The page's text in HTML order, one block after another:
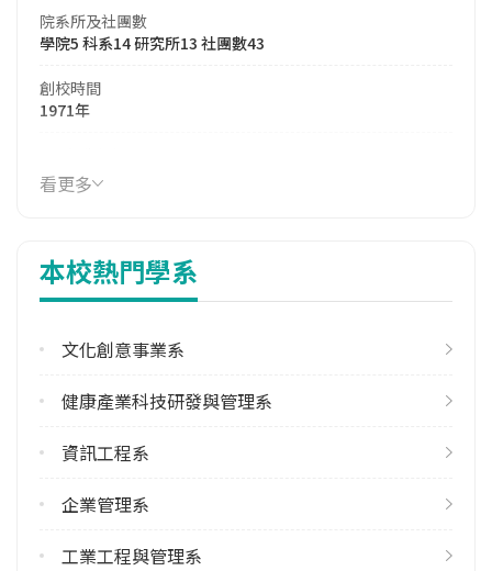
院系所及社團數
學院5 科系14 研究所13 社團數43
創校時間
1971年
25.45
學校電話
學校地址
看更多
本校熱門學系
文化創意事業系
健康產業科技研發與管理系
資訊工程系
企業管理系
工業工程與管理系